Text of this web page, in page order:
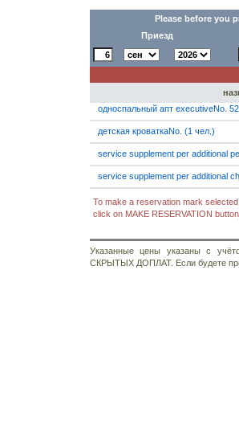
Please before you
Приезд
односпальный апт executiveNo.
детская кроваткаNo. (1 чел.)
service supplement per additional
service supplement per additional
To make a reservation mark
click on MAKE RESERVATION
Указанные цены указаны с
СКРЫТЫХ ДОПЛАТ. Если будете